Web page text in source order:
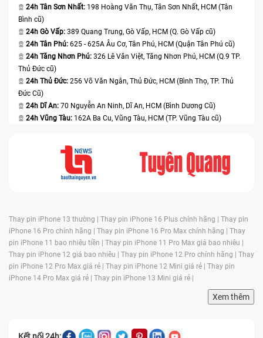
24h Tân Sơn Nhất: 198 Hoàng Văn Thụ, Tân Sơn Nhất, HCM (Tân
Bình cũ)
24h Gò Vấp: 389 Quang Trung, Gò Vấp, HCM (Q. Gò Vấp cũ)
24h Tân Phú: 625 - 625A Âu Cơ, Tân Phú, HCM (Quận Tân Phú cũ)
24h Tăng Nhơn Phú: 326 Lê Văn Việt, Tăng Nhơn Phú, HCM (Q.9 TP.
Thủ Đức cũ)
24h Thủ Đức: 256 Võ Văn Ngân, Thủ Đức, HCM (Bình Thọ, TP. Thủ
Đức Cũ)
24h Dĩ An: 70 Nguyễn An Ninh, Dĩ An, HCM (Bình Dương Cũ)
24h Vũng Tàu: 162A Ba Cu, Vũng Tàu, HCM (TP. Vũng Tàu cũ)
Thay pin iPhone 13 thường | Thay pin iPhone 16 Plus chính hãng | Thay pin
iPhone 16 Pro chính hãng | Thay pin iPhone 16 Pro Max chính hãng | Thay
pin iPhone 11 bao nhiêu tiền | Thay pin iPhone 11 Pro Max giá bao nhiêu |
Thay pin iPhone 12 giá bao nhiêu | Thay pin iPhone 12 Pro chính hãng | Thay
pin iPhone 12 Pro Max giá rẻ | Thay pin iPhone 12 Mini giá rẻ | Thay pin
iPhone 14 Pro Max giá rẻ | Thay pin iPhone 13 Mini giá rẻ |
Xem thêm